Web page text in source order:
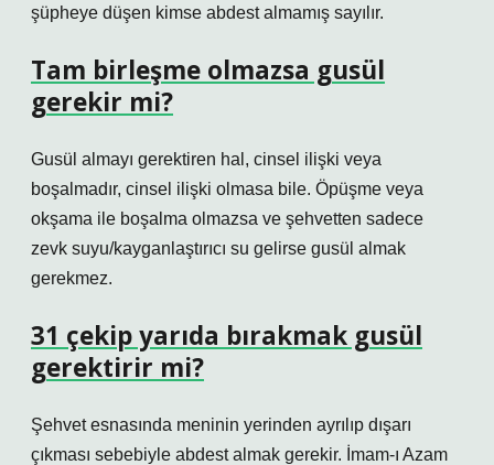
şüpheye düşen kimse abdest almamış sayılır.
Tam birleşme olmazsa gusül
gerekir mi?
Gusül almayı gerektiren hal, cinsel ilişki veya
boşalmadır, cinsel ilişki olmasa bile. Öpüşme veya
okşama ile boşalma olmazsa ve şehvetten sadece
zevk suyu/kayganlaştırıcı su gelirse gusül almak
gerekmez.
31 çekip yarıda bırakmak gusül
gerektirir mi?
Şehvet esnasında meninin yerinden ayrılıp dışarı
çıkması sebebiyle abdest almak gerekir. İmam-ı Azam